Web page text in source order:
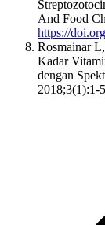
And Food
https://
Rosmainar
Kadar
dengan
2018;3(1):1-